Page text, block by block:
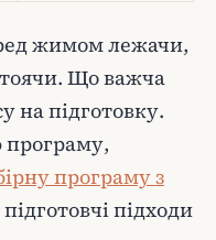
жимом лежачи,
Що важча
на підготовку.
програму з
підходи